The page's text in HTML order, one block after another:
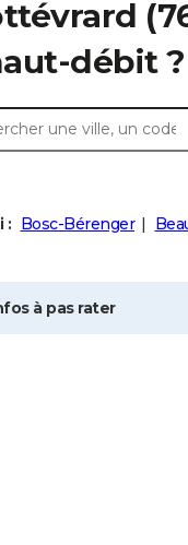
débit ?
: Bosc-Bérenger
à pas rater